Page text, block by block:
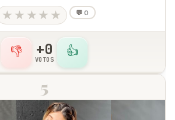
★ ★ ★ ★ ★ 💬 0
👍
+0
VOTOS
👎
5